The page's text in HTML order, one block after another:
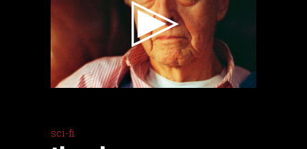
sci-fi